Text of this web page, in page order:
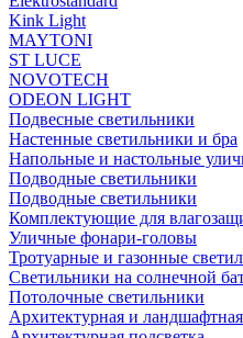
Kink Light
MAYTONI
ST LUCE
NOVOTECH
ODEON LIGHT
Подвесные светильники
Настенные светильники и бра
Напольные и настольные
Подводные светильники
Подводные светильники
Комплектующие для
Уличные фонари-головы
Тротуарные и газонные
Светильники на солнечной
Потолочные светильники
Архитектурная и